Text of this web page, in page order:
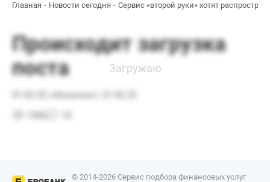
Главная Новости сегодня Сервис «второй руки» хотят
© 2014-2026 Сервис подбора финансовых услуг